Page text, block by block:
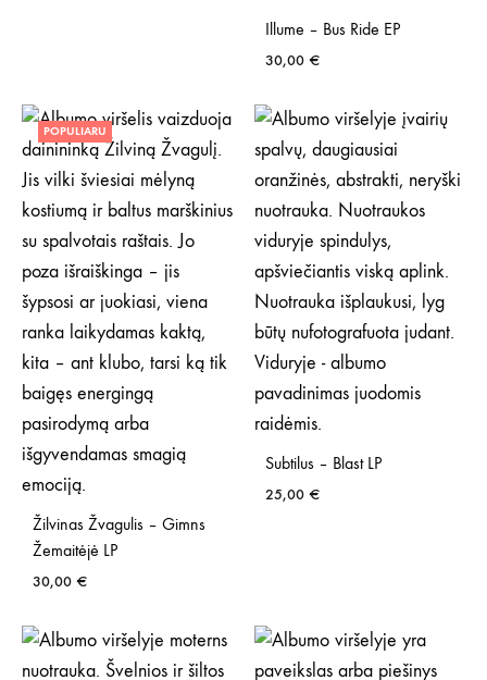
Illume – Bus Ride EP
30,00 €
POPULIARU
Žilvinas Žvagulis – Gimns
Žemaitėjė LP
30,00 €
Subtilus – Blast LP
25,00 €